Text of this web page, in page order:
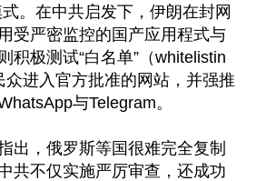
。在中共启发下，伊朗在封网
受严密监控的国产应用程式与
积极测试“白名单”（whitelistin
进入官方批准的网站，并强推
与Telegram。
出，俄罗斯等国很难完全复制
共不仅实施严厉审查，还成功